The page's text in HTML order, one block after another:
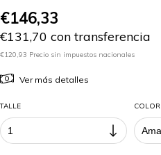
€146,33
€131,70 con transferencia
€120,93 Precio sin impuestos nacionales
Ver más detalles
TALLE COLOR